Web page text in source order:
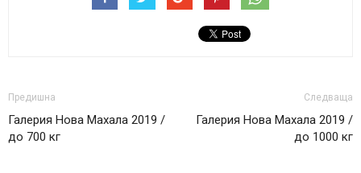
Предишна
Галерия Нова Махала 2019 /
до 700 кг
Следваща
Галерия Нова Махала 2019 /
до 1000 кг